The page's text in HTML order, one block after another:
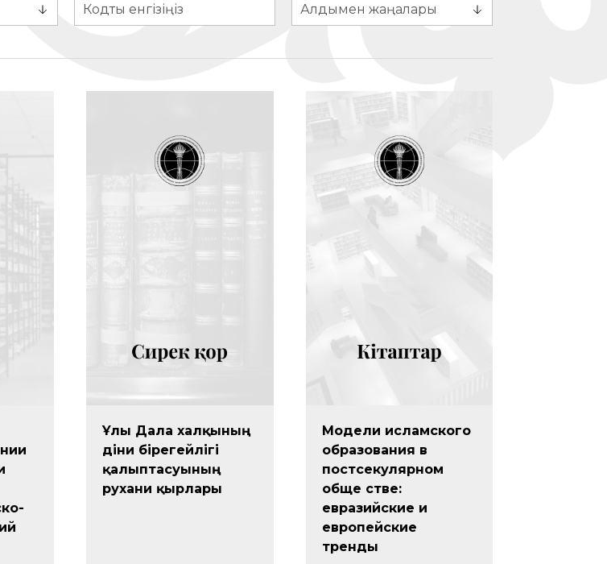
Ұлы Дала халқының
діни бірегейлігі
қалыптасуының
рухани қырлары
Модели исламского
образования в
постсекулярном
обще стве:
евразийские и
европейские
тренды